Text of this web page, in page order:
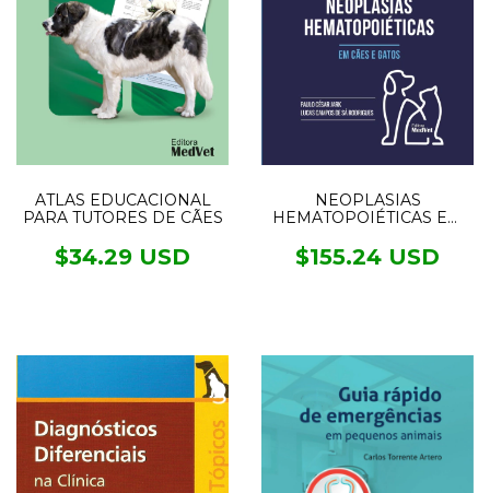
ATLAS EDUCACIONAL
PARA TUTORES DE CÃES
$34.29 USD
NEOPLASIAS
HEMATOPOIÉTICAS EM
$155.24 USD